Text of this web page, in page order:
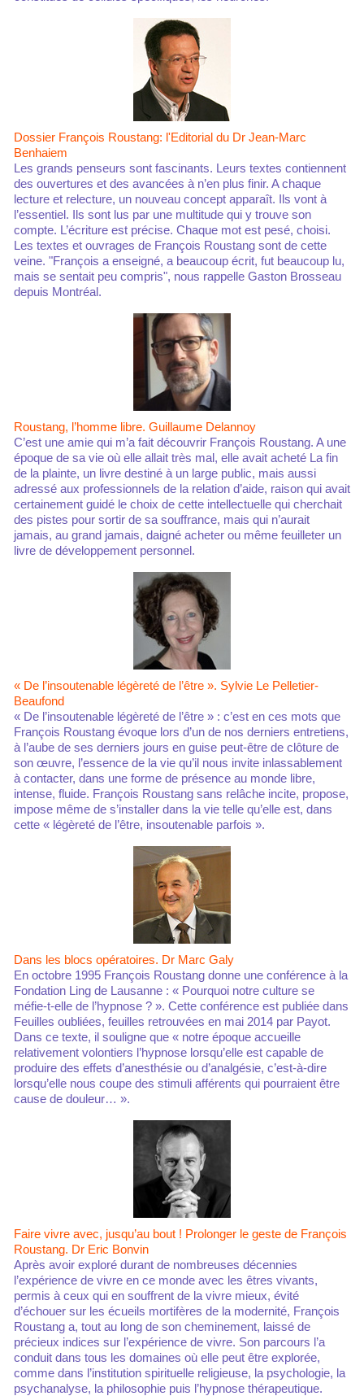
Dossier François Roustang: l'Editorial du Dr Jean-Marc
Benhaiem
Les grands penseurs sont fascinants. Leurs textes contiennent
des ouvertures et des avancées à n’en plus finir. A chaque
lecture et relecture, un nouveau concept apparaît. Ils vont à
l’essentiel. Ils sont lus par une multitude qui y trouve son
compte. L’écriture est précise. Chaque mot est pesé, choisi.
Les textes et ouvrages de François Roustang sont de cette
veine. "François a enseigné, a beaucoup écrit, fut beaucoup lu,
mais se sentait peu compris", nous rappelle Gaston Brosseau
depuis Montréal.
Roustang, l’homme libre. Guillaume Delannoy
C’est une amie qui m’a fait découvrir François Roustang. A une
époque de sa vie où elle allait très mal, elle avait acheté La fin
de la plainte, un livre destiné à un large public, mais aussi
adressé aux professionnels de la relation d’aide, raison qui avait
certainement guidé le choix de cette intellectuelle qui cherchait
des pistes pour sortir de sa souffrance, mais qui n’aurait
jamais, au grand jamais, daigné acheter ou même feuilleter un
livre de développement personnel.
« De l’insoutenable légèreté de l’être ». Sylvie Le Pelletier-
Beaufond
« De l’insoutenable légèreté de l’être » : c’est en ces mots que
François Roustang évoque lors d’un de nos derniers entretiens,
à l’aube de ses derniers jours en guise peut-être de clôture de
son œuvre, l’essence de la vie qu’il nous invite inlassablement
à contacter, dans une forme de présence au monde libre,
intense, fluide. François Roustang sans relâche incite, propose,
impose même de s’installer dans la vie telle qu’elle est, dans
cette « légèreté de l’être, insoutenable parfois ».
Dans les blocs opératoires. Dr Marc Galy
En octobre 1995 François Roustang donne une conférence à la
Fondation Ling de Lausanne : « Pourquoi notre culture se
méfie-t-elle de l’hypnose ? ». Cette conférence est publiée dans
Feuilles oubliées, feuilles retrouvées en mai 2014 par Payot.
Dans ce texte, il souligne que « notre époque accueille
relativement volontiers l’hypnose lorsqu’elle est capable de
produire des effets d’anesthésie ou d’analgésie, c’est-à-dire
lorsqu’elle nous coupe des stimuli afférents qui pourraient être
cause de douleur… ».
Faire vivre avec, jusqu’au bout ! Prolonger le geste de François
Roustang. Dr Eric Bonvin
Après avoir exploré durant de nombreuses décennies
l’expérience de vivre en ce monde avec les êtres vivants,
permis à ceux qui en souffrent de la vivre mieux, évité
d’échouer sur les écueils mortifères de la modernité, François
Roustang a, tout au long de son cheminement, laissé de
précieux indices sur l’expérience de vivre. Son parcours l’a
conduit dans tous les domaines où elle peut être explorée,
comme dans l’institution spirituelle religieuse, la psychologie, la
psychanalyse, la philosophie puis l’hypnose thérapeutique.